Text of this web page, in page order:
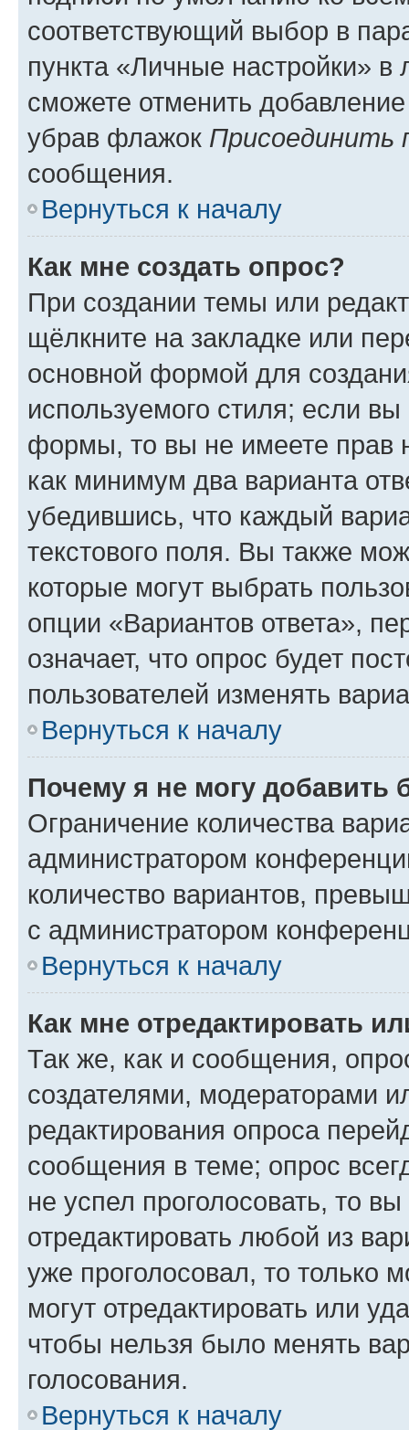
соответствующий выбор в
пункта «Личные настройки»
сможете отменить
убрав флажок Присоединить
сообщения.
Вернуться к началу
Как мне создать опрос?
При создании темы или
щёлкните на закладке или
основной формой для
используемого стиля; если
формы, то вы не имеете прав
как минимум два варианта
убедившись, что каждый
текстового поля. Вы также
которые могут выбрать
опции «Вариантов ответа»,
означает, что опрос будет
пользователей изменять
Вернуться к началу
Почему я не могу добавить
Ограничение количества
администратором
количество вариантов,
с администратором
Вернуться к началу
Как мне отредактировать
Так же, как и сообщения,
создателями, модераторами
редактирования опроса
сообщения в теме; опрос
не успел проголосовать, то
отредактировать любой из
уже проголосовал, то только
могут отредактировать или
чтобы нельзя было менять
голосования.
Вернуться к началу